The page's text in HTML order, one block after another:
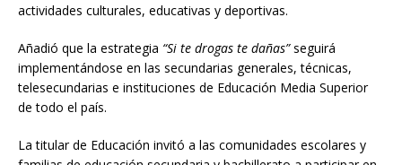
actividades culturales, educativas y deportivas.
Añadió que la estrategia “Si te drogas te dañas”seguirá
implementándose en las secundarias generales, técnicas,
telesecundarias e instituciones de Educación Media Superior
de todo el país.
La titular de Educación invitó a las comunidades escolares y